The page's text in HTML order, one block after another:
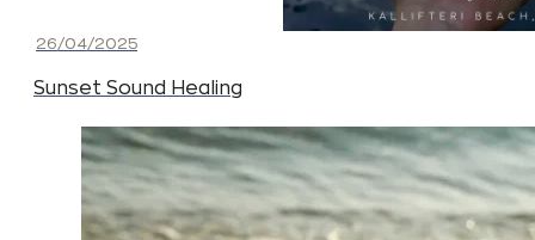
26/04/2025
Sunset Sound Healing